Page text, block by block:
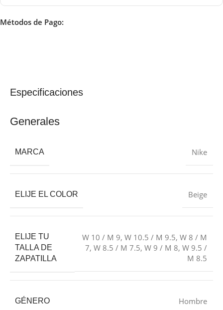
Métodos de Pago:
Especificaciones
Generales
MARCA Nike
ELIJE EL COLOR Beige
ELIJE TU
TALLA DE
ZAPATILLA
W 10 / M 9, W 10.5 / M 9.5, W 8 / M
7, W 8.5 / M 7.5, W 9 / M 8, W 9.5 /
M 8.5
GÉNERO Hombre